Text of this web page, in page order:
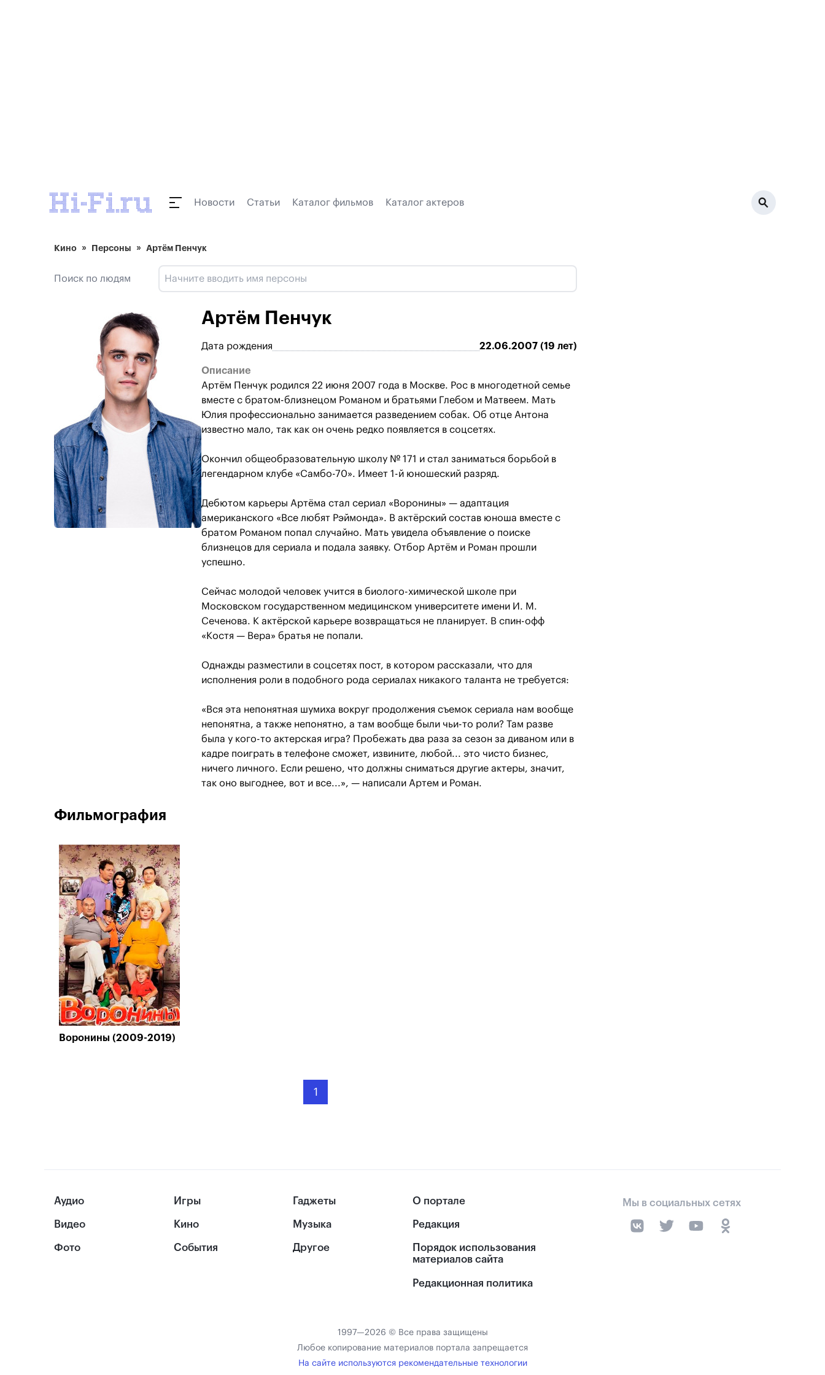
Новости Статьи Каталог фильмов Каталог актеров
Кино Персоны Артём Пенчук
Поиск по людям
Артём Пенчук
Дата рождения 22.06.2007 (19 лет)
Описание
Артём Пенчук родился 22 июня 2007 года в Москве. Рос в многодетной семье
вместе с братом-близнецом Романом и братьями Глебом и Матвеем. Мать
Юлия профессионально занимается разведением собак. Об отце Антона
известно мало, так как он очень редко появляется в соцсетях.
Окончил общеобразовательную школу № 171 и стал заниматься борьбой в
легендарном клубе «Самбо-70». Имеет 1-й юношеский разряд.
Дебютом карьеры Артёма стал сериал «Воронины» — адаптация
американского «Все любят Рэймонда». В актёрский состав юноша вместе с
братом Романом попал случайно. Мать увидела объявление о поиске
близнецов для сериала и подала заявку. Отбор Артём и Роман прошли
успешно.
Сейчас молодой человек учится в биолого-химической школе при
Московском государственном медицинском университете имени И. М.
Сеченова. К актёрской карьере возвращаться не планирует. В спин-офф
«Костя — Вера» братья не попали.
Однажды разместили в соцсетях пост, в котором рассказали, что для
исполнения роли в подобного рода сериалах никакого таланта не требуется:
«Вся эта непонятная шумиха вокруг продолжения съемок сериала нам вообще
непонятна, а также непонятно, а там вообще были чьи-то роли? Там разве
была у кого-то актерская игра? Пробежать два раза за сезон за диваном или в
кадре поиграть в телефоне сможет, извините, любой... это чисто бизнес,
ничего личного. Если решено, что должны сниматься другие актеры, значит,
так оно выгоднее, вот и все...», — написали Артем и Роман.
Фильмография
Воронины (2009-2019)
1
Аудио
Видео
Фото
Игры
Кино
События
Гаджеты
Музыка
Другое
О портале
Редакция
Порядок использования
материалов сайта
Редакционная политика
Мы в социальных сетях
1997—2026 © Все права защищены
Любое копирование материалов портала запрещается
На сайте используются рекомендательные технологии